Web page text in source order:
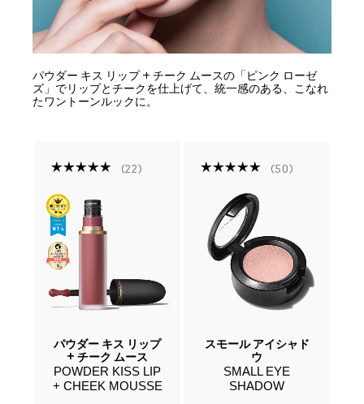
パウダー キス リップ + チーク ムースの「ピンク ローゼ
ズ」でリップとチークを仕上げて、統一感のある、こなれ
たワントーンルックに。
22
パウダー キス リップ
+ チーク ムース
POWDER KISS LIP
+ CHEEK MOUSSE
50
スモール アイシャド
ウ
SMALL EYE
SHADOW